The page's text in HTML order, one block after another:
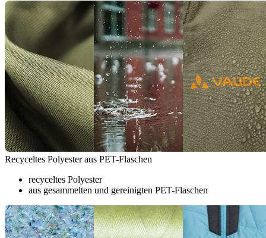
Recyceltes Polyester aus PET-Flaschen
recyceltes Polyester
aus gesammelten und gereinigten PET-Flaschen